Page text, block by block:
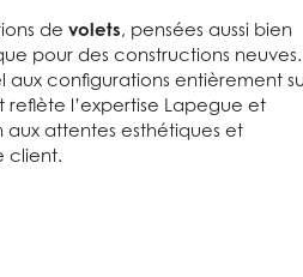
de volets, pensées aussi bien
pour des constructions neuves.
aux configurations entièrement
l’expertise Lapegue et
attentes esthétiques et
client.